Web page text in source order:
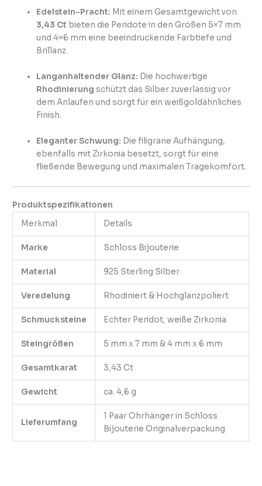
Edelstein-Pracht: Mit einem Gesamtgewicht von
3,43 Ct bieten die Peridote in den Größen 5×7 mm
und 4×6 mm eine beeindruckende Farbtiefe und
Brillanz.
Langanhaltender Glanz: Die hochwertige
Rhodinierung schützt das Silber zuverlässig vor
dem Anlaufen und sorgt für ein weißgoldähnliches
Finish.
Eleganter Schwung: Die filigrane Aufhängung,
ebenfalls mit Zirkonia besetzt, sorgt für eine
fließende Bewegung und maximalen Tragekomfort.
Produktspezifikationen
Merkmal
Details
Marke Schloss Bijouterie
Material 925 Sterling Silber
Veredelung Rhodiniert & Hochglanzpoliert
Schmucksteine Echter Peridot, weiße Zirkonia
Steingrößen 5 mm x 7 mm & 4 mm x 6 mm
Gesamtkarat 3,43 Ct
Gewicht ca. 4,6 g
Lieferumfang
1 Paar Ohrhänger in Schloss
Bijouterie Originalverpackung